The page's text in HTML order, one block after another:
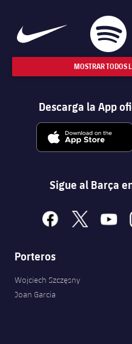
MOSTRAR TODOS
Descarga la App
Sigue al Barça
facebookx youtube
Porteros
Wojciech Szczęsny
Joan Garcia